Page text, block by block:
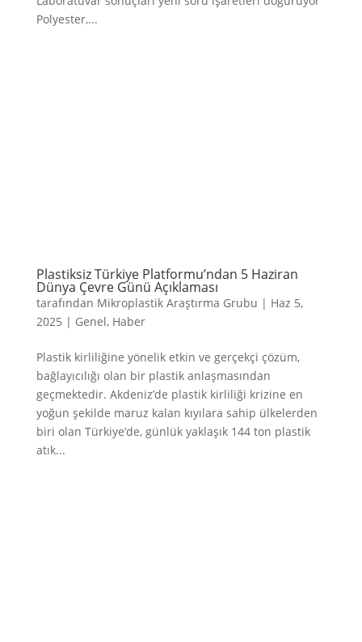
Polyester,...
Plastiksiz Türkiye Platformu’ndan 5 Haziran
Dünya Çevre Günü Açıklaması
tarafından Mikroplastik Araştırma Grubu | Haz 5,
2025 | Genel, Haber
Plastik kirliliğine yönelik etkin ve gerçekçi çözüm,
bağlayıcılığı olan bir plastik anlaşmasından
geçmektedir. Akdeniz’de plastik kirliliği krizine en
yoğun şekilde maruz kalan kıyılara sahip ülkelerden
biri olan Türkiye’de, günlük yaklaşık 144 ton plastik
atık...